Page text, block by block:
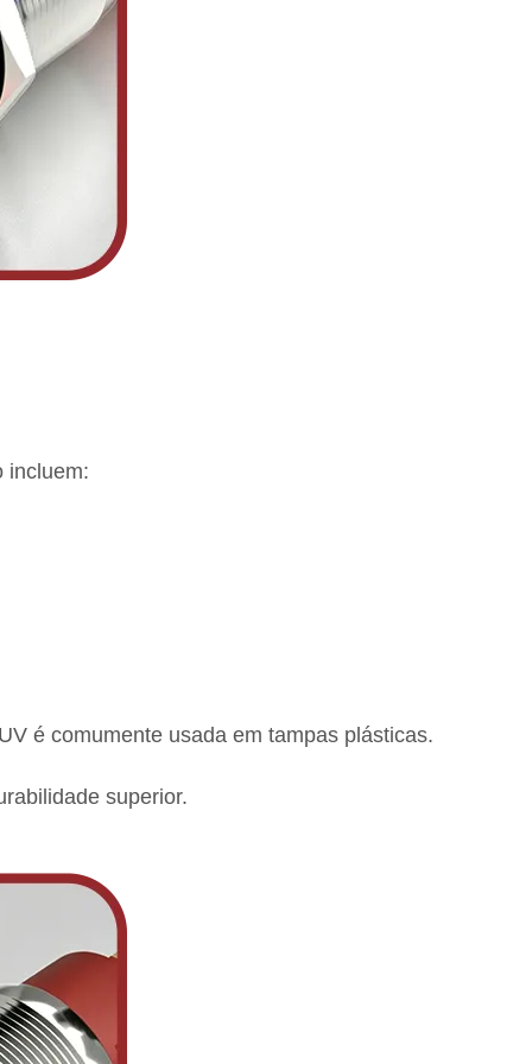
incluem:
é comumente usada em tampas plásticas.
superior.